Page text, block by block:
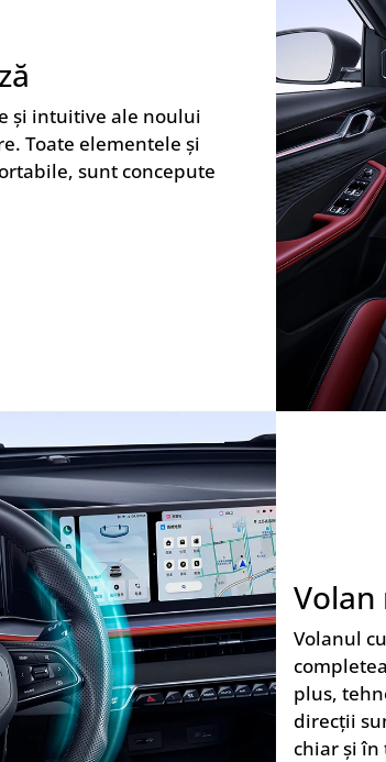
și intuitive ale noului
Toate elementele și
sunt concepute
Volanul
plus,
direcții
chiar și